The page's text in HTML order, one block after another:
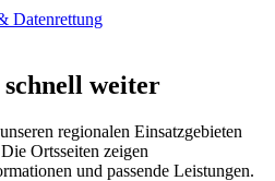
Datenrettung
weiter
regionalen Einsatzgebieten
Ortsseiten zeigen
und passende Leistungen.